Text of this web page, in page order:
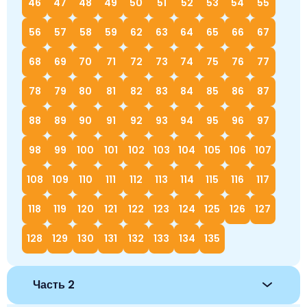
56 57 58 59 62 63 64 65 66 67
68 69 70 71 72 73 74 75 76 77
78 79 80 81 82 83 84 85 86 87
88 89 90 91 92 93 94 95 96 97
98 99 100 101 102 103 104 105 106 107
108 109 110 111 112 113 114 115 116 117
118 119 120 121 122 123 124 125 126 127
128 129 130 131 132 133 134 135
Часть 2